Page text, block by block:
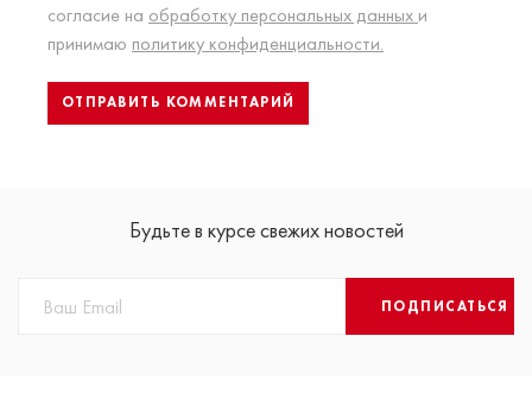
согласие на обработку персональных данных и
принимаю политику конфиденциальности.
Будьте в курсе свежих новостей
ПОДПИСАТЬСЯ